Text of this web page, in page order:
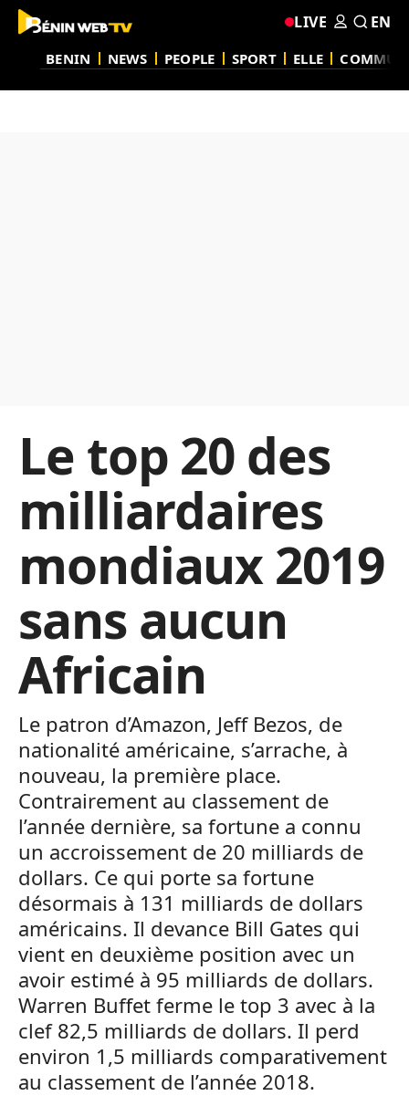
BENIN NEWS PEOPLE SPORT ELLE
LIVE EN
Le top 20 des
milliardaires
mondiaux 2019
sans aucun
Africain
Le patron d’Amazon, Jeff Bezos, de
nationalité américaine, s’arrache, à
nouveau, la première place.
Contrairement au classement de
l’année dernière, sa fortune a connu
un accroissement de 20 milliards de
dollars. Ce qui porte sa fortune
désormais à 131 milliards de dollars
américains. Il devance Bill Gates qui
vient en deuxième position avec un
avoir estimé à 95 milliards de dollars.
Warren Buffet ferme le top 3 avec à la
clef 82,5 milliards de dollars. Il perd
environ 1,5 milliards comparativement
au classement de l’année 2018.